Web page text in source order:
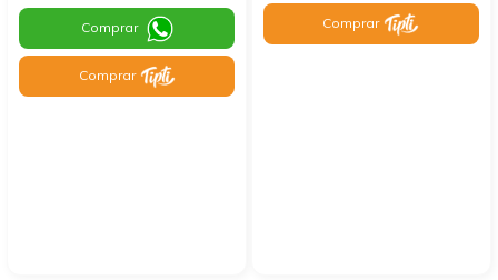
Comprar
Comprar
Comprar